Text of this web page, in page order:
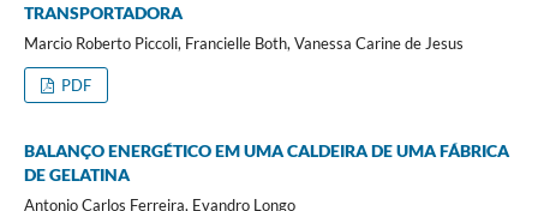
TRANSPORTADORA
Marcio Roberto Piccoli, Francielle Both, Vanessa Carine de Jesus
PDF
BALANÇO ENERGÉTICO EM UMA CALDEIRA DE UMA FÁBRICA
DE GELATINA
Antonio Carlos Ferreira, Evandro Longo